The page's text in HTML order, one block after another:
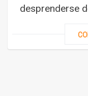
desprenderse